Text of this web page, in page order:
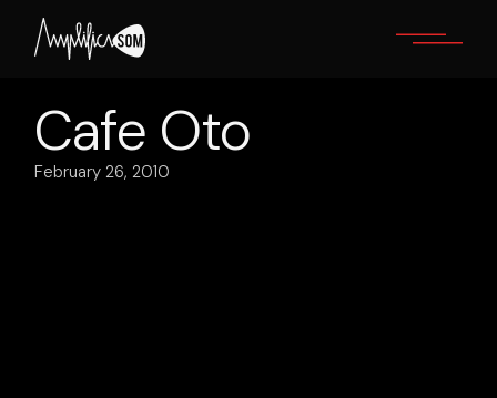
content
Cafe Oto
February 26, 2010